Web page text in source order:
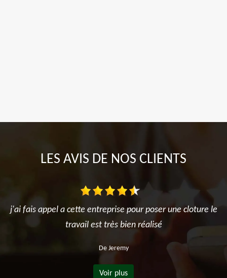
LES AVIS DE NOS CLIENTS
j'ai fais appel a cette entreprise pour poser une cloture le
travail est très bien réalisé
De Jeremy
Voir plus